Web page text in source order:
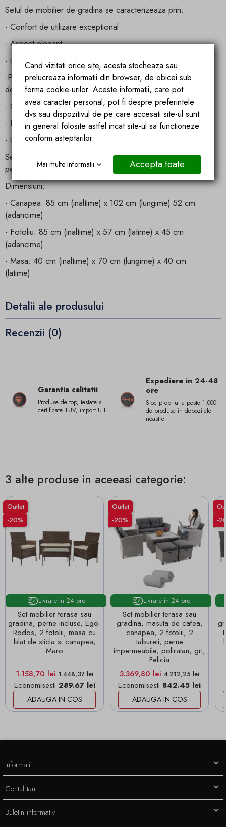
Setul de mobilier de gradina se caracterizeaza prin:
- Confort de utilizare exceptional
- Aspect elegant
- Usor de curatat si de ingrijit
-Perne de sezut durabile si confortabile, cu o husa
detasabila
- O masa functionala cu un blat din sticla mata
- Rezistenta ridicata la conditiile meteorologice si radiatii UV
- Usor de asamblat si intretinut
Setul contine : Canapea cu 2 locuri, 2 scaune, masa, set de
perne.
Dimensiuni:
- Canapea: 85 cm (inaltime) x 102 cm (lungime) 52 cm
(adancime)
- Fotoliu: 85 cm (inaltime) x 57 cm (latime) x 45 cm
(adancime)
- Masa: 40 cm (inaltime) x 70 cm (lungime) x 40 cm
(latime)
Detalii ale produsului
Recenzii (0)
Garantia calitatii
Produse de top, testate si
certificate TUV, import U.E.
Expediere in 24-48
ore
Stoc propriu la peste 1.000
de produse in depozitele
noastre
3 alte produse in aceeasi categorie:
Outlet
-20%
Livrare in 24 ore
Set mobilier terasa sau
gradina, perne incluse, Ego-
Rodos, 2 fotolii, masa cu
blat de sticla si canapea,
Maro
Pret
1.158,70 lei Pret de baza
1.448,37 lei
Economisesti 289.67 lei
ADAUGA IN COS
Outlet
-20%
Livrare in 24 ore
Set mobilier terasa sau
gradina, masuta de cafea,
canapea, 2 fotolii, 2
tabureti, perne
impermeabile, poliratan, gri,
Felicia
Pret
3.369,80 lei Pret de baza
4.212,25 lei
Economisesti 842.45 lei
ADAUGA IN COS
-
Informatii
Contul tau
Buletin informativ
Cand vizitati orice site, acesta stocheaza sau
prelucreaza informatii din browser, de obicei sub
forma cookie-urilor. Aceste informatii, care pot
avea caracter personal, pot fi despre preferintele
dvs sau dispozitivul de pe care accesati site-ul sunt
in general folosite astfel incat site-ul sa functioneze
conform asteptarilor.
Mai multe informatii Accepta toate